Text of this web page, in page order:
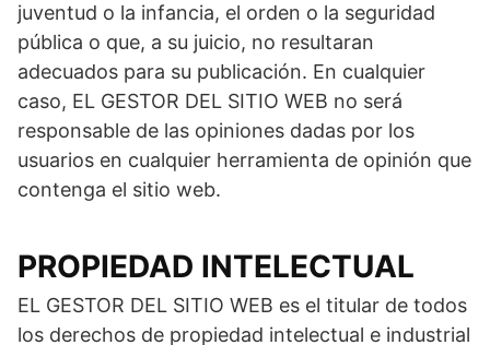
juventud o la infancia, el orden o la seguridad
pública o que, a su juicio, no resultaran
adecuados para su publicación. En cualquier
caso, EL GESTOR DEL SITIO WEB no será
responsable de las opiniones dadas por los
usuarios en cualquier herramienta de opinión que
contenga el sitio web.
PROPIEDAD INTELECTUAL
EL GESTOR DEL SITIO WEB es el titular de todos
los derechos de propiedad intelectual e industrial